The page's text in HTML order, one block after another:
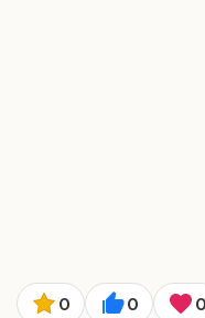
0 0 0